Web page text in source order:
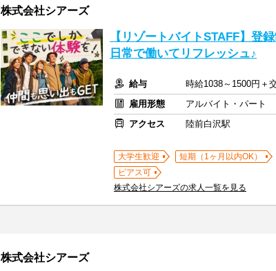
株式会社シアーズ
【リゾートバイトSTAFF】登
日常で働いてリフレッシュ♪
給与
時給1038～1500円＋
雇用形態
アルバイト・パート
アクセス
陸前白沢駅
大学生歓迎 短期（1ヶ月以内OK）
ピアス可
株式会社シアーズの求人一覧を見る
株式会社シアーズ